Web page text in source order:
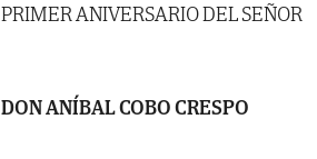
PRIMER ANIVERSARIO DEL SEÑOR
DON ANÍBAL COBO CRESPO